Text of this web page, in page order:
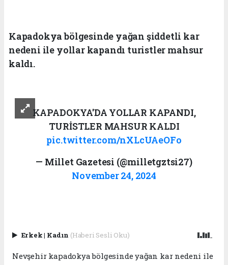
Kapadokya bölgesinde yağan şiddetli kar
nedeni ile yollar kapandı turistler mahsur
kaldı.
KAPADOKYA'DA YOLLAR KAPANDI,
TURİSTLER MAHSUR KALDI
pic.twitter.com/nXLcUAeOFo
— Millet Gazetesi (@milletgztsi27)
November 24, 2024
Erkek| Kadın (Haberi Sesli Oku)
Nevşehir kapadokya bölgesinde yağan kar nedeni ile